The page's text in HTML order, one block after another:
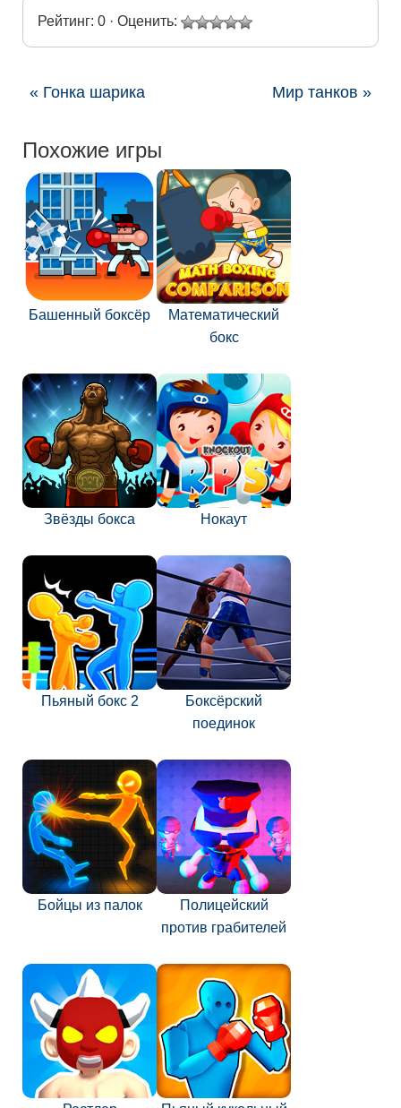
Рейтинг: 0 · Оценить:
« Гонка шарика Мир танков »
Похожие игры
Башенный боксёр
Математический
бокс
Звёзды бокса Нокаут
Пьяный бокс 2
Боксёрский
поединок
Бойцы из палок
Полицейский
против грабителей